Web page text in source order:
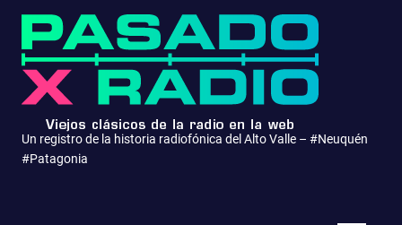
Saltar
contenido
Un registro de la historia radiofónica del Alto Valle – #Neuquén
#Patagonia